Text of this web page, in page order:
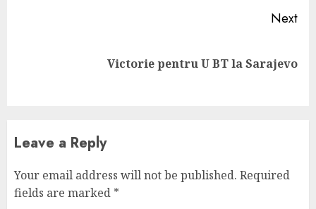
Next
Victorie pentru U BT la Sarajevo
Leave a Reply
Your email address will not be published. Required
fields are marked *